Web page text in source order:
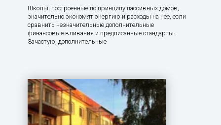
Школы, построенные по принципу пассивных домов,
значительно экономят энергию и расходы на нее, если
сравнить незначительные дополнительные
финансовые вливания и предписанные стандарты.
Зачастую, дополнительные